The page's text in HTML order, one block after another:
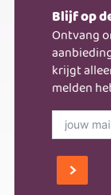
Iets te
Stel je
Stel
Bestel
Frietkar
Nieuws
Over ons
Contact
Kom bij
Blijf op
Ontvang
krijgt
melden